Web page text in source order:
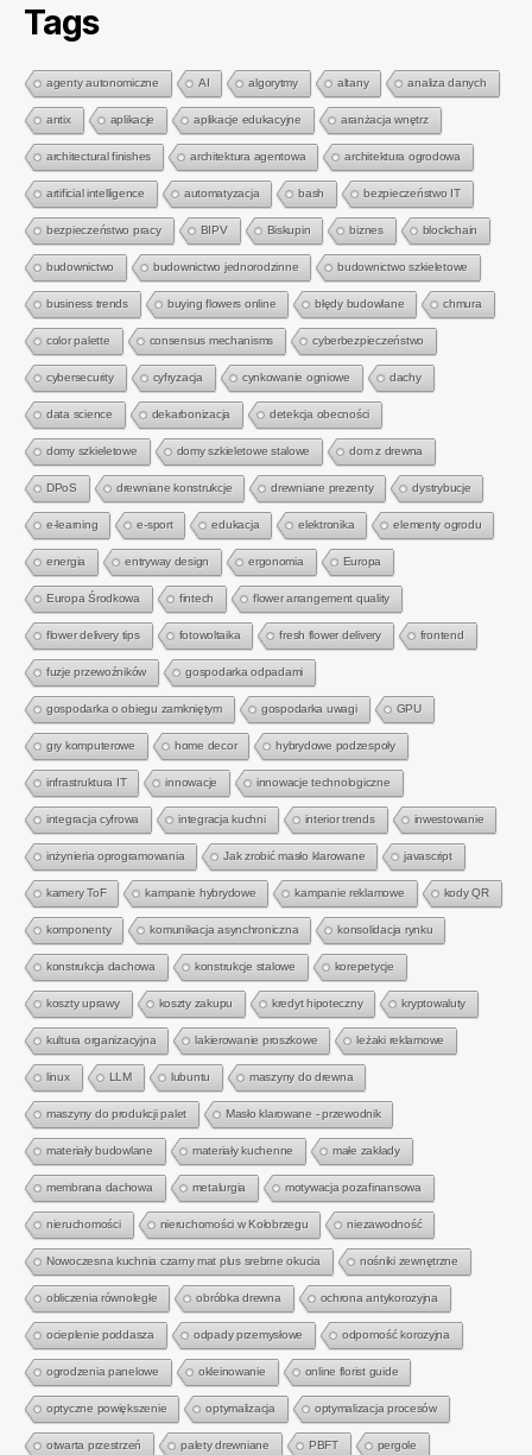
Tags
agenty autonomiczne AI algorytmy altany analiza danych
antix aplikacje aplikacje edukacyjne aranżacja wnętrz
architectural finishes architektura agentowa architektura ogrodowa
artificial intelligence automatyzacja bash bezpieczeństwo IT
bezpieczeństwo pracy BIPV Biskupin biznes blockchain
budownictwo budownictwo jednorodzinne budownictwo szkieletowe
business trends buying flowers online błędy budowlane chmura
color palette consensus mechanisms cyberbezpieczeństwo
cybersecurity cyfryzacja cynkowanie ogniowe dachy
data science dekarbonizacja detekcja obecności
domy szkieletowe domy szkieletowe stalowe dom z drewna
DPoS drewniane konstrukcje drewniane prezenty dystrybucje
e-learning e-sport edukacja elektronika elementy ogrodu
energia entryway design ergonomia Europa
Europa Środkowa fintech flower arrangement quality
flower delivery tips fotowoltaika fresh flower delivery frontend
fuzje przewoźników gospodarka odpadami
gospodarka o obiegu zamkniętym gospodarka uwagi GPU
gry komputerowe home decor hybrydowe podzespoły
infrastruktura IT innowacje innowacje technologiczne
integracja cyfrowa integracja kuchni interior trends inwestowanie
inżynieria oprogramowania Jak zrobić masło klarowane javascript
kamery ToF kampanie hybrydowe kampanie reklamowe kody QR
komponenty komunikacja asynchroniczna konsolidacja rynku
konstrukcja dachowa konstrukcje stalowe korepetycje
koszty uprawy koszty zakupu kredyt hipoteczny kryptowaluty
kultura organizacyjna lakierowanie proszkowe leżaki reklamowe
linux LLM lubuntu maszyny do drewna
maszyny do produkcji palet Masło klarowane - przewodnik
materiały budowlane materiały kuchenne małe zakłady
membrana dachowa metalurgia motywacja pozafinansowa
nieruchomości nieruchomości w Kołobrzegu niezawodność
Nowoczesna kuchnia czarny mat plus srebrne okucia nośniki zewnętrzne
obliczenia równoległe obróbka drewna ochrona antykorozyjna
ocieplenie poddasza odpady przemysłowe odporność korozyjna
ogrodzenia panelowe okleinowanie online florist guide
optyczne powiększenie optymalizacja optymalizacja procesów
otwarta przestrzeń palety drewniane PBFT pergole